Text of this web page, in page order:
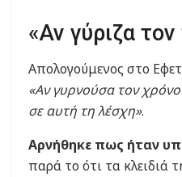
«Αν γύριζα
Απολογούμενος στο
«Αν γυρνούσα τον
σε αυτή τη λέσχη».
Αρνήθηκε πως ήταν
παρά το ότι τα κλειδιά